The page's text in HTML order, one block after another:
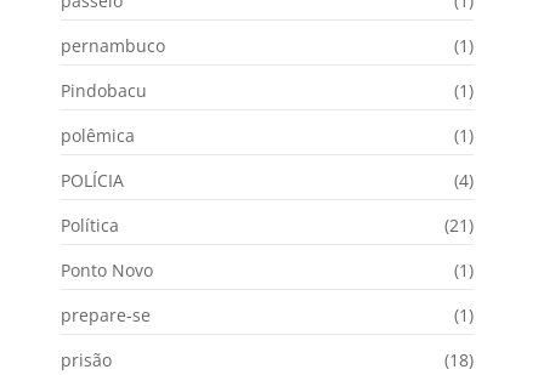
pernambuco
(1)
Pindobacu
(1)
polêmica
(1)
POLÍCIA
(4)
Política
(21)
Ponto Novo
(1)
prepare-se
(1)
prisão
(18)